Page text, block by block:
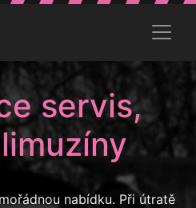
servis,
nabídku. Při útratě